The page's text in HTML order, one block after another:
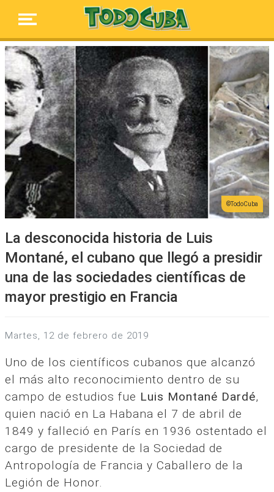
TodoCuba
La desconocida historia de Luis
Montané, el cubano que llegó a presidir
una de las sociedades científicas de
mayor prestigio en Francia
martes, 12 de febrero de 2019
Uno de los científicos cubanos que alcanzó
el más alto reconocimiento dentro de su
campo de estudios fue Luis Montané Dardé,
quien nació en La Habana el 7 de abril de
1849 y falleció en París en 1936 ostentado el
cargo de presidente de la Sociedad de
Antropología de Francia y Caballero de la
Legión de Honor.